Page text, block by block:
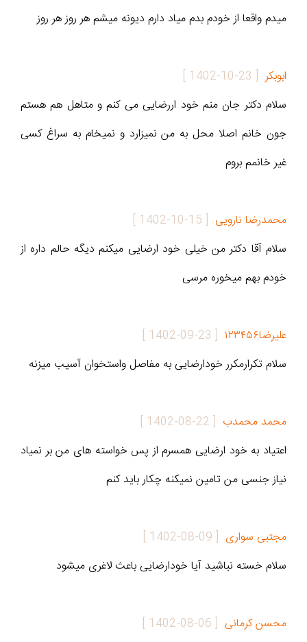
میدم واقعا از خودم بدم میاد دارم دیونه میشم هر روز هر روز
ابوبکر [
1402-10-23
]
سلام دکتر جان منم خود اررضایی می کنم و متاهل هم هستم
جون خانم اصلا محل به من نمیزارد و نمیخام به سراغ کسی
غیر خانمم بروم
محمدرضا نارویی [
1402-10-15
]
سلام آقا دکتر من خیلی خود ارضایی میکنم دیگه حالم داره از
خودم بهم میخوره مرسی
علیرضا۱۲۳۴۵۶ [
1402-09-23
]
سلام تکرارمکرر خودارضایی به مفاصل واستخوان آسیب میزنه
محمد محمدب [
1402-08-22
]
اعتیاد به خود ارضایی همسرم از پس خواسته های من بر نمیاد
نیاز جنسی من تامین نمیکنه چکار باید کنم
مجتبی سواری [
1402-08-09
]
سلام خسته نباشید آیا خودارضایی باعث لاغری میشود
محسن کرمانی [
1402-08-06
]